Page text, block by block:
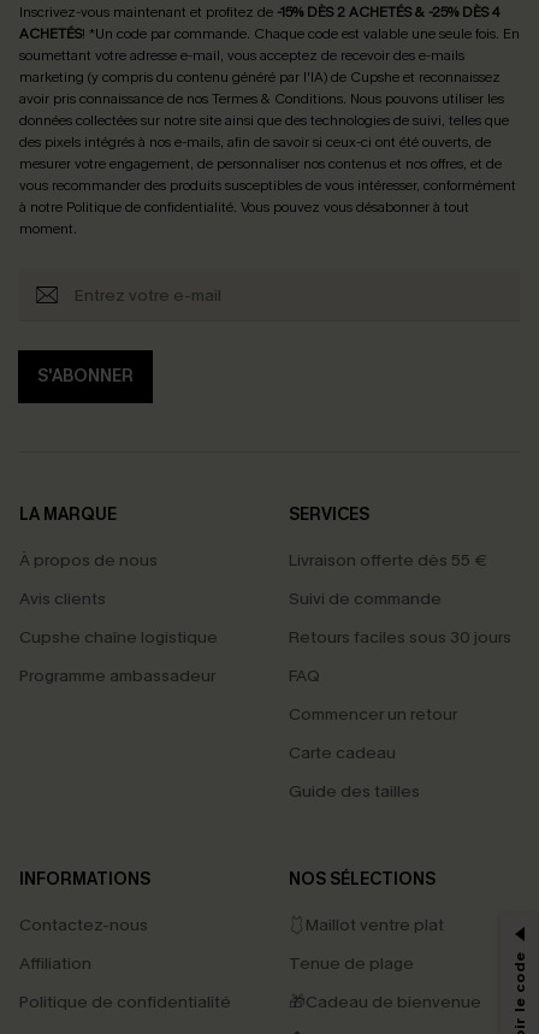
Inscrivez-vous maintenant et profitez de -15% DÈS 2 ACHETÉS & -25% DÈS 4
ACHETÉS! *Un code par commande. Chaque code est valable une seule fois. En
soumettant votre adresse e-mail, vous acceptez de recevoir des e-mails
marketing (y compris du contenu généré par l'IA) de Cupshe et reconnaissez
avoir pris connaissance de nosTermes & Conditions. Nous pouvons utiliser les
données collectées sur notre site ainsi que des technologies de suivi, telles que
des pixels intégrés à nos e-mails, afin de savoir si ceux-ci ont été ouverts, de
mesurer votre engagement, de personnaliser nos contenus et nos offres, et de
vous recommander des produits susceptibles de vous intéresser, conformément
à notre Politique de confidentialité. Vous pouvez vous désabonner à tout
moment.
S'ABONNER
LA MARQUE
À propos de nous
Avis clients
Cupshe chaîne logistique
Programme ambassadeur
SERVICES
Livraison offerte dès 55 €
Suivi de commande
Retours faciles sous 30 jours
FAQ
Commencer un retour
Carte cadeau
Guide des tailles
INFORMATIONS
Contactez-nous
Affiliation
Politique de confidentialité
NOS SÉLECTIONS
🩱Maillot ventre plat
Tenue de plage
🎁Cadeau de bienvenue
PROFITEZ DE -15%
-15% dès 2 Achetés par E-mail